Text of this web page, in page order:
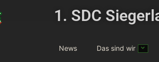
1. SDC
News Das sind wir